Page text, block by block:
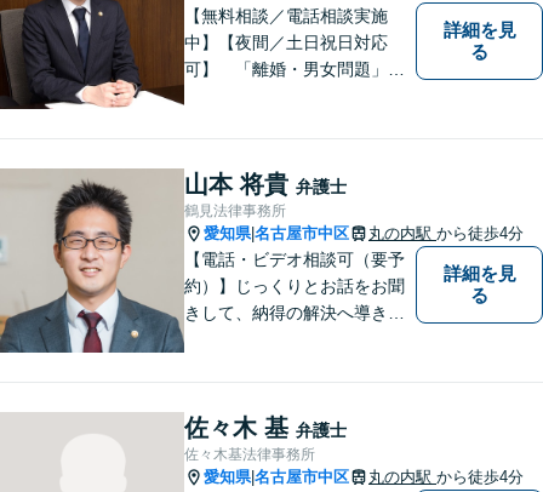
いたします！
【無料相談／電話相談実施
中】【夜間／土日祝日対応
可】 「離婚・男女問題」
弁護士と事務職員が力を合わ
せ、依頼者のみなさまに満足
していただけるようサポート
いたします！
詳細を見
る
山本 将貴 弁護士
鶴見法律事務所
愛知県|名古屋市中区 丸の内駅 から徒歩4分
【電話・ビデオ相談可（要予
約）】じっくりとお話をお聞
きして、納得の解決へ導きま
詳細を見
る
佐々木 基 弁護士
佐々木基法律事務所
愛知県|名古屋市中区 丸の内駅 から徒歩4分